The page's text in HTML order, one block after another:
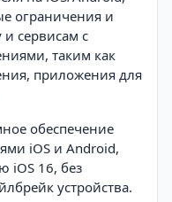
ограничения и
и сервисам с
таким как
приложения для
обеспечение
iOS и Android,
iOS 16, без
устройства.